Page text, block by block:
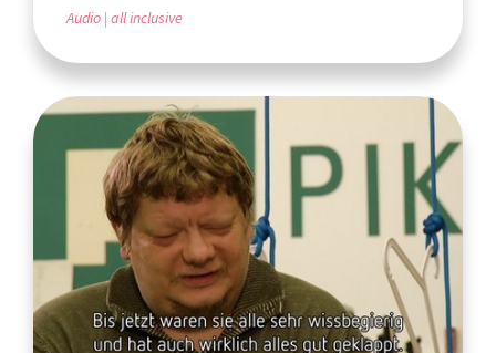
Audio all inclusive